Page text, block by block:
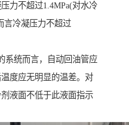
力不超过1.4MPa(对水冷
言冷凝压力不超过
统而言，自动回油管应
度应无明显的温差。对
液面不低于此液面指示